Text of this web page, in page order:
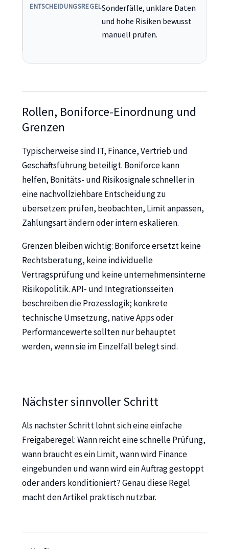
Sonderfälle, unklare Daten
und hohe Risiken bewusst
manuell prüfen.
Rollen, Boniforce-Einordnung und
Grenzen
Typischerweise sind IT, Finance, Vertrieb und
Geschäftsführung beteiligt. Boniforce kann
helfen, Bonitäts- und Risikosignale schneller in
eine nachvollziehbare Entscheidung zu
übersetzen: prüfen, beobachten, Limit anpassen,
Zahlungsart ändern oder intern eskalieren.
Grenzen bleiben wichtig: Boniforce ersetzt keine
Rechtsberatung, keine individuelle
Vertragsprüfung und keine unternehmensinterne
Risikopolitik. API- und Integrationsseiten
beschreiben die Prozesslogik; konkrete
technische Umsetzung, native Apps oder
Performancewerte sollten nur behauptet
werden, wenn sie im Einzelfall belegt sind.
Nächster sinnvoller Schritt
Als nächster Schritt lohnt sich eine einfache
Freigaberegel: Wann reicht eine schnelle Prüfung,
wann braucht es ein Limit, wann wird Finance
eingebunden und wann wird ein Auftrag gestoppt
oder anders konditioniert? Genau diese Regel
macht den Artikel praktisch nutzbar.